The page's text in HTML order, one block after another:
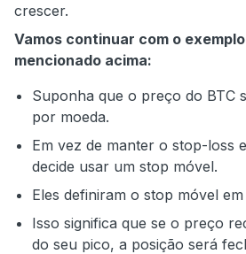
crescer.
Vamos continuar com o
mencionado acima:
Suponha que o preço do BTC
por moeda.
Em vez de manter o stop-loss
decide usar um stop móvel.
Eles definiram o stop móvel
Isso significa que se o preço
do seu pico, a posição será